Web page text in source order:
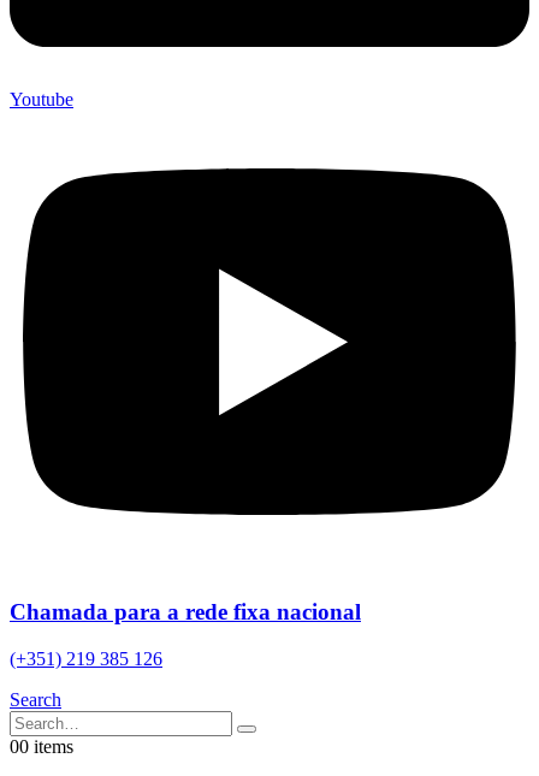
Youtube
Chamada para a rede fixa nacional
(+351) 219 385 126
Search
00 items